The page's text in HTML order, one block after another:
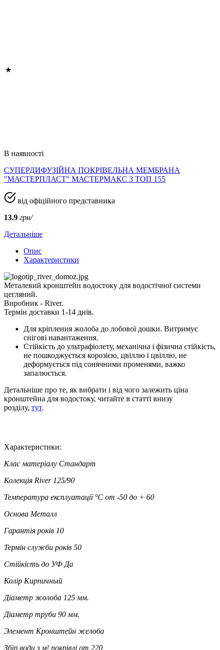
В наявності
СУПЕРДИФУЗІЙНА ПОКРІВЕЛЬНА МЕМБРАНА
"МАСТЕРПЛАСТ" МАСТЕРМАКС 3 ТОП 155
від офіційного представника
13.9 грн/
Детальніше
Опис
Характеристики
Металевий кронштейн водостоку для водостічної системи
цегляний.
Виробник - River.
Термін доставки 1-14 днів.
Для кріплення жолоба до лобової дошки. Витримує
снігові навантаження.
Стійкість до ультрафіолету, механічна і фізична стійкість,
не пошкоджується корозією, цвіллю і цвіллю, не
деформується під сонячними променями, важко
запалюється.
Детальніше про те, як вибрати і від чого залежить ціна
кронштейна для водостоку, читайте в статті внизу
розділу, тут.
Характеристики:
Клас матеріалу Стандарт
Колекція River 125/90
Температура експлуатації °C от -50 до + 60
Основа Металл
Гарантія років 10
Термін служби років 50
Стійкість до УФ Да
Колір Кирпичный
Діаметр жолоба 125 мм.
Діаметр труби 90 мм.
Элемент Кронштейн желоба
Збір води з м² покрівлі от 220